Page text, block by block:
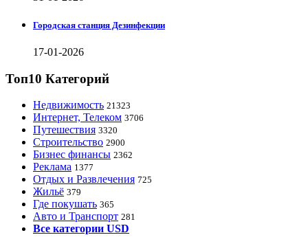
Городская станция Дезинфекции
17-01-2026
Топ10 Категорий
Недвижимость 21323
Интернет, Телеком 3706
Путешествия 3320
Строительство 2900
Бизнес финансы 2362
Реклама 1377
Отдых и Развлечения 725
Жильё 379
Где покушать 365
Авто и Транспорт 281
Все категории USD